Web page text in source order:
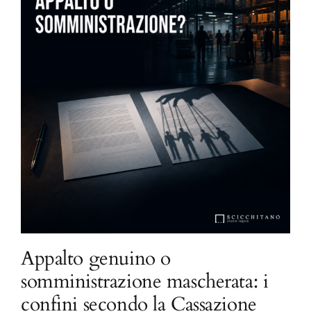
Appalto genuino o
somministrazione mascherata: i
confini secondo la Cassazione